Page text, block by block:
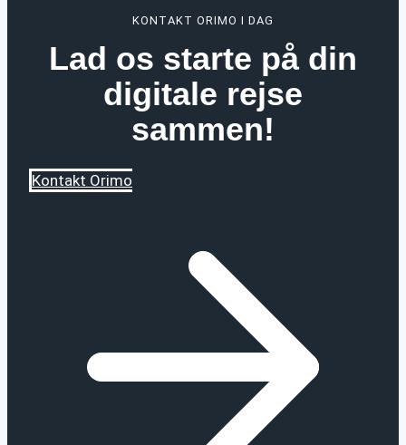
KONTAKT ORIMO I DAG
Lad os starte på din
digitale rejse
sammen!
Kontakt Orimo